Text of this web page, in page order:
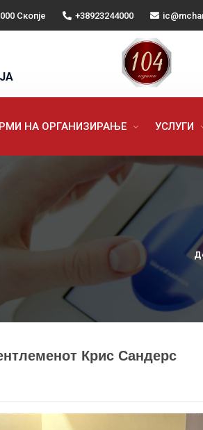
Скопје +38923244000
НА ОРГАНИЗИРАЊЕ УСЛУГИ
Крис Сандерс